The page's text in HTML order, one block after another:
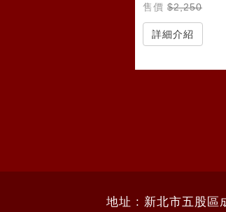
售價 $2,250
詳細介紹
地址 : 新北市五股區